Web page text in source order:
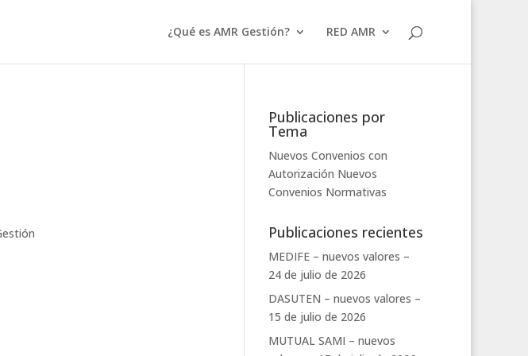
¿Qué es AMR Gestión? RED AMR
Publicaciones por
Tema
Nuevos Convenios con
Autorización Nuevos
Convenios Normativas
Publicaciones recientes
MEDIFE – nuevos valores –
24 de julio de 2026
DASUTEN – nuevos valores –
15 de julio de 2026
MUTUAL SAMI – nuevos